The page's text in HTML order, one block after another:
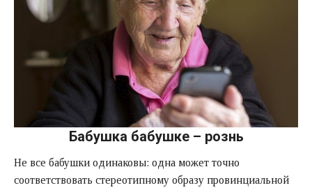
Бабушка бабушке – рознь
Не все бабушки одинаковы: одна может точно
соответствовать стереотипному образу провинциальной